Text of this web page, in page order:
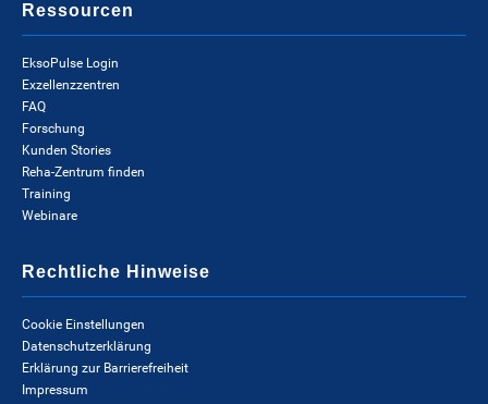
Ressourcen
EksoPulse Login
Exzellenzzentren
FAQ
Forschung
Kunden Stories
Reha-Zentrum finden
Training
Webinare
Rechtliche Hinweise
Cookie Einstellungen
Datenschutzerklärung
Erklärung zur Barrierefreiheit
Impressum